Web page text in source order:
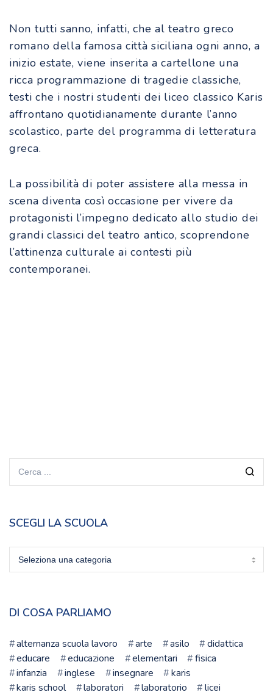
Non tutti sanno, infatti, che al teatro greco
romano della famosa città siciliana ogni anno, a
inizio estate, viene inserita a cartellone una
ricca programmazione di tragedie classiche,
testi che i nostri studenti dei liceo classico Karis
affrontano quotidianamente durante l’anno
scolastico, parte del programma di letteratura
greca.
La possibilità di poter assistere alla messa in
scena diventa così occasione per vivere da
protagonisti l’impegno dedicato allo studio dei
grandi classici del teatro antico, scoprendone
l’attinenza culturale ai contesti più
contemporanei.
SCEGLI LA SCUOLA
Scegli
DI COSA PARLIAMO
alternanza scuola lavoro arte asilo
didattica
educare
educazione elementari
fisica
infanzia
inglese insegnare
karis
karis school
laboratori laboratorio licei